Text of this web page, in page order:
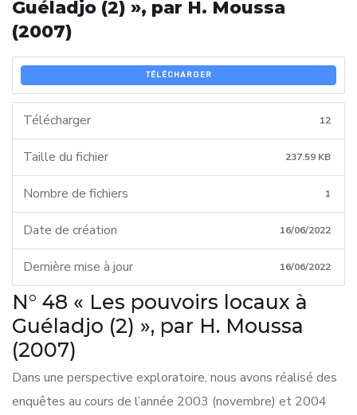
Guéladjo (2) », par H. Moussa
(2007)
TÉLÉCHARGER
Télécharger 12
Taille du fichier 237.59 KB
Nombre de fichiers 1
Date de création 16/06/2022
Dernière mise à jour 16/06/2022
N° 48 « Les pouvoirs locaux à
Guéladjo (2) », par H. Moussa
(2007)
Dans une perspective exploratoire, nous avons réalisé des
enquêtes au cours de l’année 2003 (novembre) et 2004